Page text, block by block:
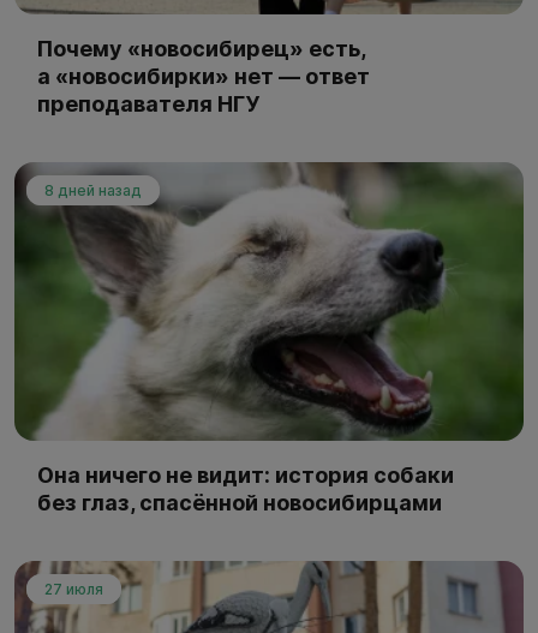
Почему «новосибирец» есть,
а «новосибирки» нет — ответ
преподавателя НГУ
8 дней назад
Она ничего не видит: история собаки
без глаз, спасённой новосибирцами
27 июля